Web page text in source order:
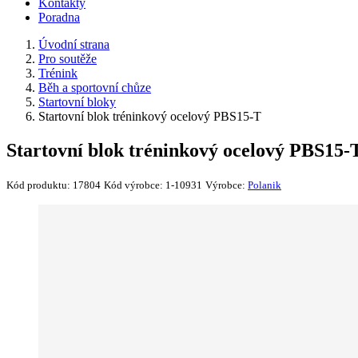
Kontakty
Poradna
Úvodní strana
Pro soutěže
Trénink
Běh a sportovní chůze
Startovní bloky
Startovní blok tréninkový ocelový PBS15-T
Startovní blok tréninkový ocelový PBS15-
Kód produktu: 17804 Kód výrobce: 1-10931 Výrobce: Polanik